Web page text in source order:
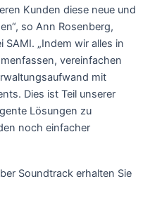
Kunden diese neue und
so Ann Rosenberg,
„Indem wir alles in
vereinfachen
mit
Dies ist Teil unserer
Lösungen zu
noch einfacher
Soundtrack erhalten Sie